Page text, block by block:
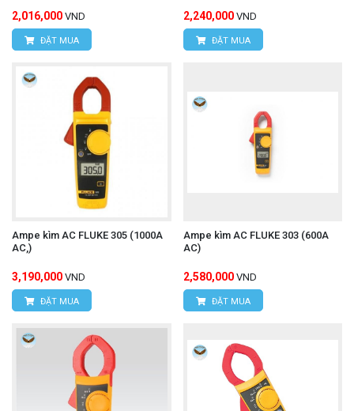
2,016,000 VND
ĐẶT MUA
2,240,000 VND
ĐẶT MUA
Ampe kìm AC FLUKE 305 (1000A
AC,)
3,190,000 VND
ĐẶT MUA
Ampe kìm AC FLUKE 303 (600A
AC)
2,580,000 VND
ĐẶT MUA